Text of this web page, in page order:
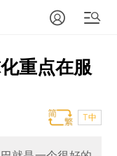
重点在服
T中